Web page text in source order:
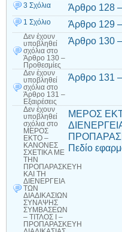
3 Σχόλια Άρθρο 128 –
1 Σχόλιο Άρθρο 129
Δεν έχουν
υποβληθεί
σχόλια στο
Άρθρο 130 –
Προθεσμίες
Άρθρο 130
Δεν έχουν
υποβληθεί
σχόλια στο
Άρθρο 131 –
Εξαιρέσεις
Άρθρο 131 –
Δεν έχουν
υποβληθεί
σχόλια στο
ΜΕΡΟΣ
ΕΚΤΟ –
ΚΑΝΟΝΕΣ
ΣΧΕΤΙΚΑ ΜΕ
ΤΗΝ
ΠΡΟΠΑΡΑΣΚΕΥΗ
ΚΑΙ ΤΗ
ΔΙΕΝΕΡΓΕΙΑ
ΤΩΝ
ΔΙΑΔΙΚΑΣΙΩΝ
ΣΥΝΑΨΗΣ
ΣΥΜΒΑΣΕΩΝ
– ΤΙΤΛΟΣ Ι –
ΠΡΟΠΑΡΑΣΚΕΥΗ
ΜΕΡΟΣ
Πεδίο